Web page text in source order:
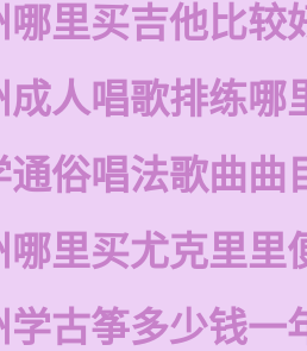
哪里买吉他比较
成人唱歌排练哪
通俗唱法歌曲曲
哪里买尤克里里
学古筝多少钱一